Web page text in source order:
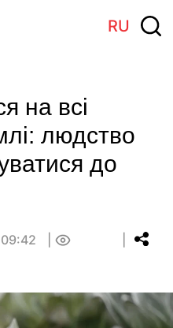
RU
на всі
людство
до